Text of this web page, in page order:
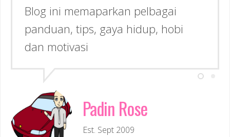
Blog ini memaparkan pelbagai
panduan, tips, gaya hidup, hobi
dan motivasi
Padin Rose
Est. Sept 2009